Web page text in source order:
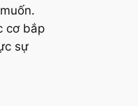
cơ bắp
sự